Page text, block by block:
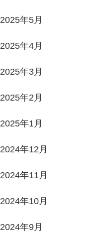
2025年5月
2025年4月
2025年3月
2025年2月
2025年1月
2024年12月
2024年11月
2024年10月
2024年9月